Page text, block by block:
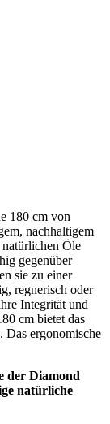
180 cm von
nachhaltigem
Öle
gegenüber
sie zu einer
regnerisch oder
Integrität und
cm bietet das
Das ergonomische
der Diamond
natürliche